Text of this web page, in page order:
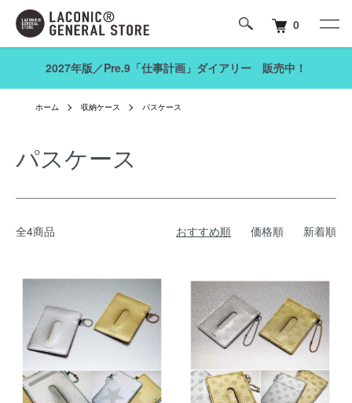
0
2027年版／Pre.9「仕事計画」ダイアリー 販売中！
ホーム 収納ケース パスケース
パスケース
全4商品 おすすめ順 価格順 新着順